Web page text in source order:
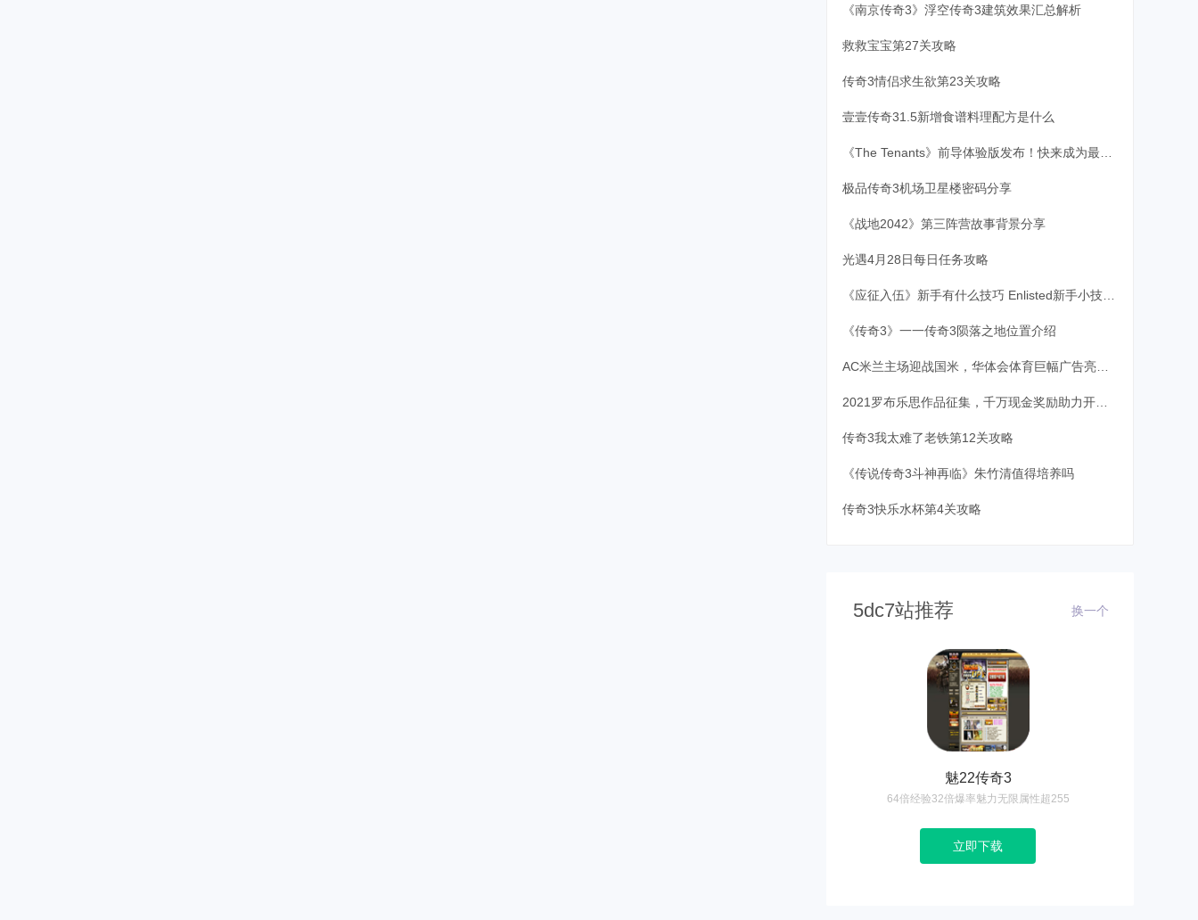
《南京传奇3》浮空传奇3建筑效果汇总解析
救救宝宝第27关攻略
传奇3情侣求生欲第23关攻略
壹壹传奇31.5新增食谱料理配方是什么
极品传奇3机场卫星楼密码分享
《战地2042》第三阵营故事背景分享
光遇4月28日每日任务攻略
《应征入伍》新手有什么技巧 Enlisted新手小技巧分享
《传奇3》一一传奇3陨落之地位置介绍
AC米兰主场迎战国米，华体会体育巨幅广告亮相赛场
2021罗布乐思作品征集，千万现金奖励助力开发者成长！
传奇3我太难了老铁第12关攻略
《传说传奇3斗神再临》朱竹清值得培养吗
传奇3快乐水杯第4关攻略
5dc7站推荐 换一个
魅22传奇3
64倍经验32倍爆率魅力无限属性超255
立即下载